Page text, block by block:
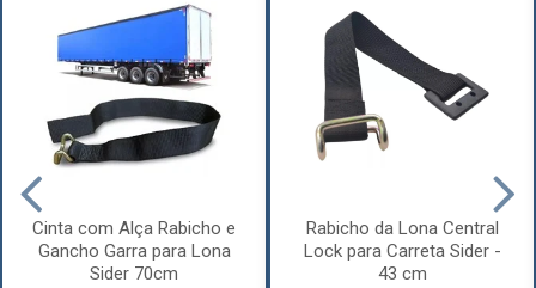
Cinta com Alça Rabicho e
Gancho Garra para Lona
Sider 70cm
Rabicho da Lona Central
Lock para Carreta Sider -
43 cm